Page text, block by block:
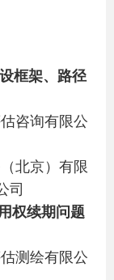
框架、路径
咨询有限公
北京）有限
司
权续期问题
测绘有限公